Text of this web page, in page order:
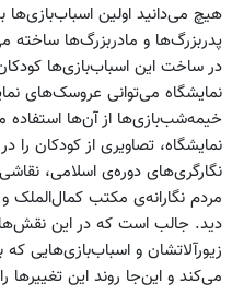
هیچ می‌دانید اولین
پدربزرگ‌ها و مادربزرگ‌ها
در ساخت این اسباب‌بازی‌ها
نمایشگاه می‌توانی عروسک‌های
خیمه‌شب‌بازی‌ها از آن‌ها استفاده
نمایشگاه، تصاویری از کودکان
نگارگری‌های دوره‌ی اسلامی،
مردم نگارانه‌ی مکتب
دید. جالب است که در این
زیورآلاتشان و اسباب‌بازی‌هایی
می‌کند و این‌جا روند این